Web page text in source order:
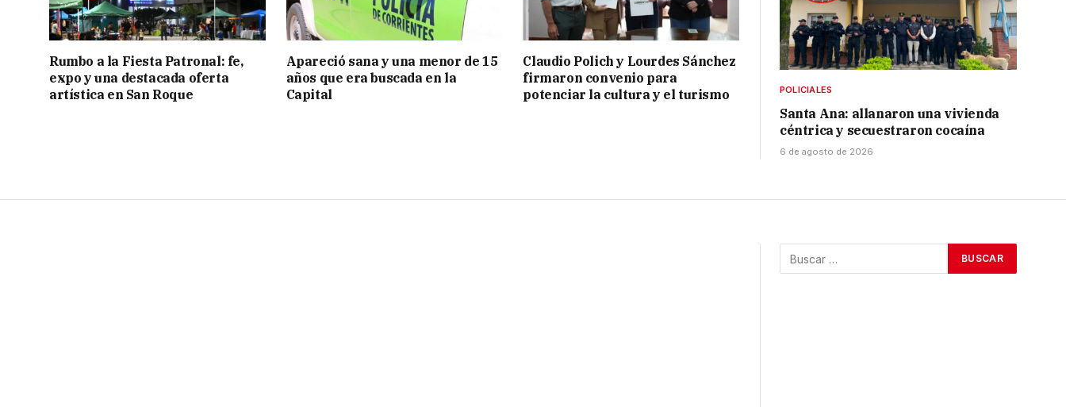
Rumbo a la Fiesta Patronal: fe,
expo y una destacada oferta
artística en San Roque
Apareció sana y una menor de 15
años que era buscada en la
Capital
Claudio Polich y Lourdes Sánchez
firmaron convenio para
potenciar la cultura y el turismo
POLICIALES
Santa Ana: allanaron una vivienda
céntrica y secuestraron cocaína
6 de agosto de 2026